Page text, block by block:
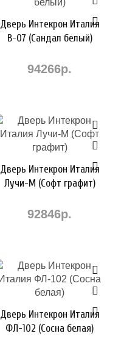
Дверь Интекрон Италия
В-07 (Сандал белый)
94266р.
Дверь Интекрон Италия
Лучи-М (Софт графит)
92846р.
Дверь Интекрон Италия
ФЛ-102 (Сосна белая)